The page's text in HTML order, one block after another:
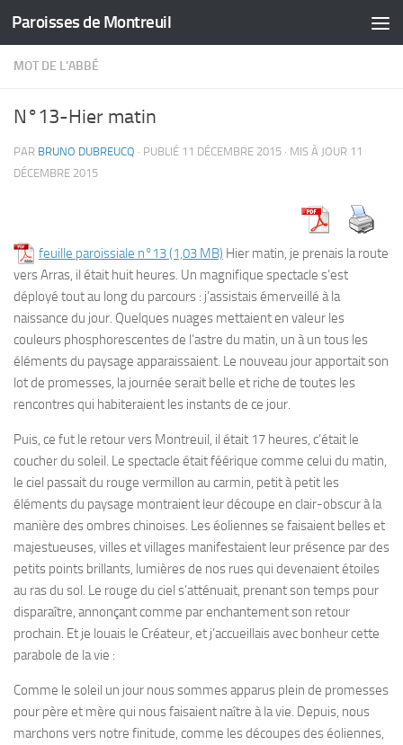
Skip to content
Paroisses de Montreuil
MOT DE L'ABBÉ
N°13-Hier matin
PAR BRUNO DUBREUCQ · PUBLIÉ 11 DÉCEMBRE 2015 · MIS À JOUR 11
DÉCEMBRE 2015
feuille paroissiale n°13
Hier matin, je prenais la route
vers Arras, il était huit heures. Un magnifique spectacle s’est
déployé tout au long du parcours : j’assistais émerveillé à la
naissance du jour. Quelques nuages mettaient en valeur les
couleurs phosphorescentes de l’astre du matin, un à un tous les
éléments du paysage apparaissaient. Le nouveau jour apportait son
lot de promesses, la journée serait belle et riche de toutes les
rencontres qui habiteraient les instants de ce jour.
Puis, ce fut le retour vers Montreuil, il était 17 heures, c’était le
coucher du soleil. Le spectacle était féérique comme celui du matin,
le ciel passait du rouge vermillon au carmin, petit à petit les
éléments du paysage montraient leur découpe en clair-obscur à la
manière des ombres chinoises. Les éoliennes se faisaient belles et
majestueuses, villes et villages manifestaient leur présence par des
petits points brillants, lumières de nos rues qui devenaient étoiles
au ras du sol. Le rouge du ciel s’atténuait, prenant son temps pour
disparaître, annonçant comme par enchantement son retour
prochain. Et je louais le Créateur, et j’accueillais avec bonheur cette
parabole de la vie :
Comme le soleil un jour nous sommes apparus plein de promesses
pour père et mère qui nous faisaient naître à la vie. Depuis, nous
marchons vers notre finitude, comme les découpes des éoliennes,